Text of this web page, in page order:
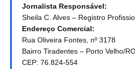
Jornalista Responsável:
Sheila C. Alves – Registro
Endereço Comercial:
Rua Oliveira Fontes, nº 3178
Bairro Tiradentes – Porto Velho/
CEP: 76.824-554